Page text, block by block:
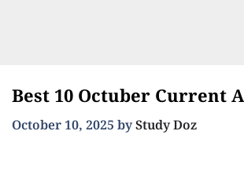
Best 10 Octuber Current
October 10, 2025 byStudy Doz